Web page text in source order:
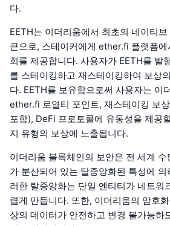
다.
EETH는 이더리움에서 최초의 네이티
큰으로, 스테이커에게 ether.fi 플랫폼에
회를 제공합니다. 사용자가 EETH를 발
를 스테이킹하고 재스테이킹하여 보상
다. EETH를 보유함으로써 사용자는 이
ether.fi 로열티 포인트, 재스테이킹 보
포함), DeFi 프로토콜에 유동성을 제공
지 유형의 보상에 노출됩니다.
이더리움 블록체인의 보안은 전 세계
가 분산되어 있는 탈중앙화된 특성에
러한 탈중앙화는 단일 엔티티가 네트워
렵게 만듭니다. 또한, 이더리움의 암호
상의 데이터가 안전하고 변경 불가능하